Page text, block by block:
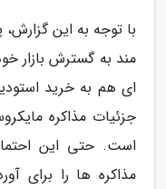
با توجه به این
مند به گسترش بازار
ای هم به خرید
جزئیات مذاکره
است. حتی این
مذاکره ها را برای